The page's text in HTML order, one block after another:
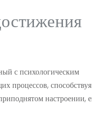
с психологическим
процессов, способствуя
настроении,